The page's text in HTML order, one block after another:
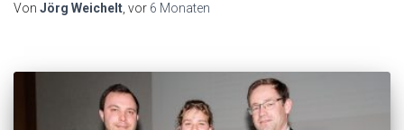
Von Jörg Weichelt , vor 6 Monaten